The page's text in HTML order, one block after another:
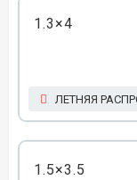
1.3×4
ЛЕТНЯЯ
1.5×3.5